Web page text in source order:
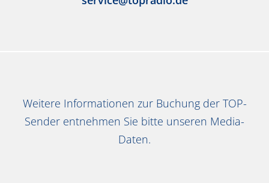
Weitere Informationen zur Buchung der TOP-
Sender entnehmen Sie bitte unseren Media-
Daten.